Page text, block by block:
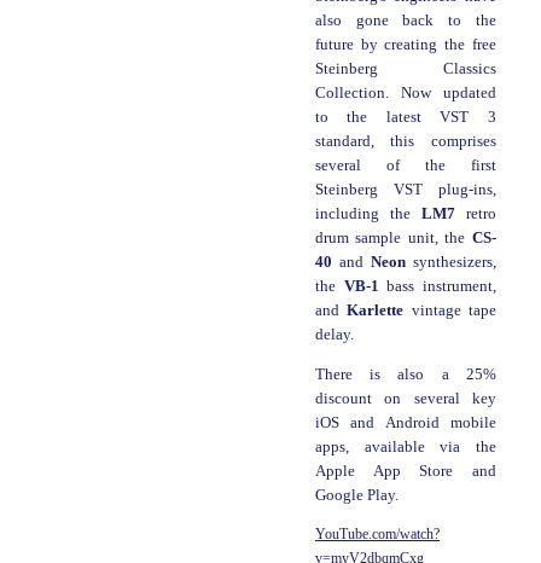
also gone back to the
future by creating the free
Steinberg Classics
Collection. Now updated
to the latest VST 3
standard, this comprises
several of the first
Steinberg VST plug-ins,
including the LM7retro
drum sample unit, the CS-
40 and Neonsynthesizers,
the VB-1 bass instrument,
andKarlette vintage tape
delay.
There is also a 25%
discount on several key
iOS and Android mobile
apps, available via the
Apple App Store and
Google Play.
YouTube.com/watch?
v=myV2dbqmCxg